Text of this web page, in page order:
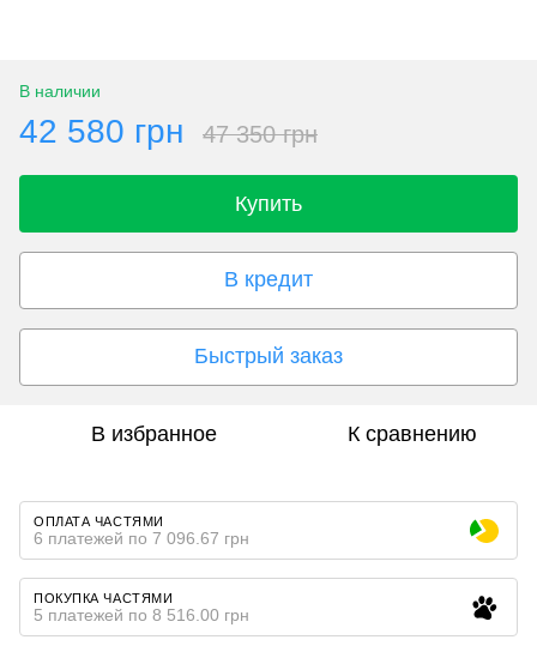
В наличии
42 580 грн 47 350 грн
Купить
В кредит
Быстрый заказ
В избранное К сравнению
ОПЛАТА ЧАСТЯМИ
6 платежей по 7 096.67 грн
ПОКУПКА ЧАСТЯМИ
5 платежей по 8 516.00 грн